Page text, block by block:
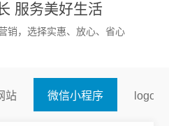
服务美好生活
销，选择实惠、放心、省心
站 微信小程序 logo